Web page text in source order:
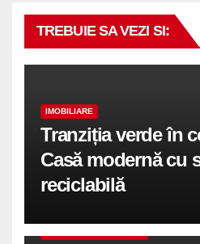
TREBUIE SA VEZI SI:
IMOBILIARE
Tranziția verde în
Casă modernă cu
reciclabilă